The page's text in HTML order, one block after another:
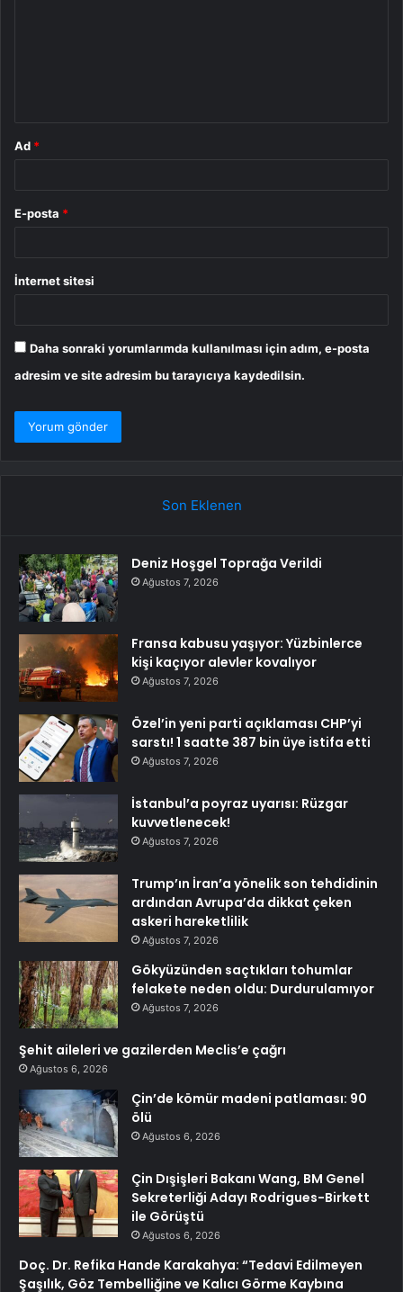
Ad *
E-posta *
İnternet sitesi
Daha sonraki yorumlarımda kullanılması için adım, e-posta
adresim ve site adresim bu tarayıcıya kaydedilsin.
Son Eklenen
Deniz Hoşgel Toprağa Verildi
Ağustos 7, 2026
Fransa kabusu yaşıyor: Yüzbinlerce
kişi kaçıyor alevler kovalıyor
Ağustos 7, 2026
Özel’in yeni parti açıklaması CHP’yi
sarstı! 1 saatte 387 bin üye istifa etti
Ağustos 7, 2026
İstanbul’a poyraz uyarısı: Rüzgar
kuvvetlenecek!
Ağustos 7, 2026
Trump’ın İran’a yönelik son tehdidinin
ardından Avrupa’da dikkat çeken
askeri hareketlilik
Ağustos 7, 2026
Gökyüzünden saçtıkları tohumlar
felakete neden oldu: Durdurulamıyor
Ağustos 7, 2026
Şehit aileleri ve gazilerden Meclis’e çağrı
Ağustos 6, 2026
Çin’de kömür madeni patlaması: 90
ölü
Ağustos 6, 2026
Çin Dışişleri Bakanı Wang, BM Genel
Sekreterliği Adayı Rodrigues-Birkett
ile Görüştü
Ağustos 6, 2026
Doç. Dr. Refika Hande Karakahya: “Tedavi Edilmeyen
Şaşılık, Göz Tembelliğine ve Kalıcı Görme Kaybına